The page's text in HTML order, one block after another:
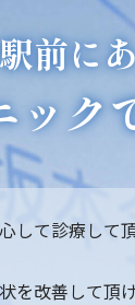
前に
ック
して診療して
を改善して頂